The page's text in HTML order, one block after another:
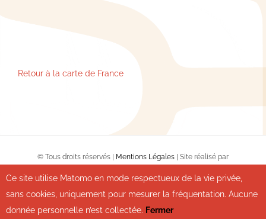
Retour à la carte de France
© Tous droits réservés | Mentions Légales | Site réalisé par
Facebook
Ce site utilise Matomo en mode respectueux de la vie privée,
sans cookies, uniquement pour mesurer la fréquentation. Aucune
donnée personnelle n’est collectée. Fermer